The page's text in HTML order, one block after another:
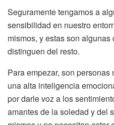
Seguramente tengamos a
sensibilidad en nuestro
mismos, y estas son
distinguen del resto.
Para empezar, son
una alta inteligencia
por darle voz a los
amantes de la soledad y del